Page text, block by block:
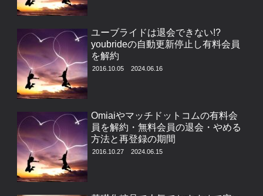
ユーブライドは退会できない!?
youbrideの自動更新停止し有料会員
を解約
2016.10.05 2024.06.16
Omiaiやマッチドットコムの有料会
員を解約・無料会員の退会・やめる
方法と再登録の期間
2016.10.27 2024.06.15